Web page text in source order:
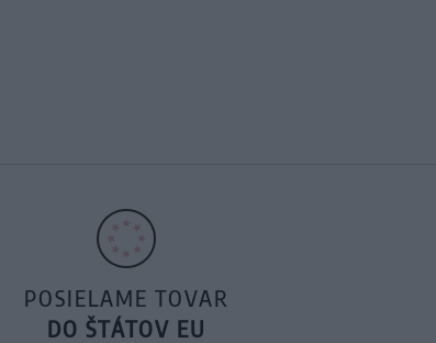
POSIELAME TOVAR
DO ŠTÁTOV EU